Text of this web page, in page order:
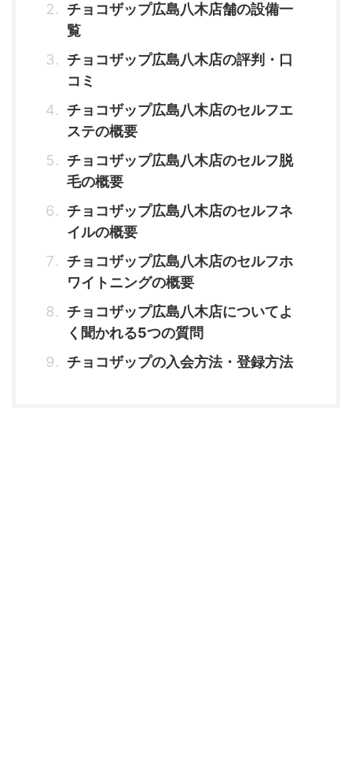
チョコザップ広島八木店舗の設備一
覧
チョコザップ広島八木店の評判・口
コミ
チョコザップ広島八木店のセルフエ
ステの概要
チョコザップ広島八木店のセルフ脱
毛の概要
チョコザップ広島八木店のセルフネ
イルの概要
チョコザップ広島八木店のセルフホ
ワイトニングの概要
チョコザップ広島八木店についてよ
く聞かれる5つの質問
チョコザップの入会方法・登録方法